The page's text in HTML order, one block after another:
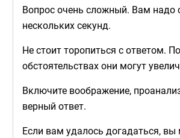
Вопрос очень сложный. Вам надо
нескольких секунд.
Не стоит торопиться с ответом.
обстоятельствах они могут
Включите воображение,
верный ответ.
Если вам удалось догадаться,